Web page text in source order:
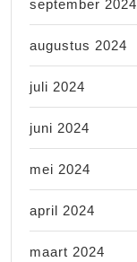
september 2024
augustus 2024
juli 2024
juni 2024
mei 2024
april 2024
maart 2024